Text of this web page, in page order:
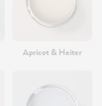
Apricot & Heiter